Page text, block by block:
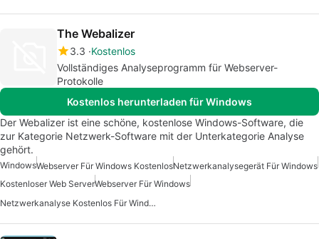
The Webalizer
3.3 Kostenlos
Vollständiges Analyseprogramm für Webserver-
Protokolle
Kostenlos herunterladen für Windows
Der Webalizer ist eine schöne, kostenlose Windows-Software, die
zur Kategorie Netzwerk-Software mit der Unterkategorie Analyse
gehört.
WindowsWebserver Für Windows KostenlosNetzwerkanalysegerät Für Windows
Kostenloser Web ServerWebserver Für Windows
Netzwerkanalyse Kostenlos Für Windows